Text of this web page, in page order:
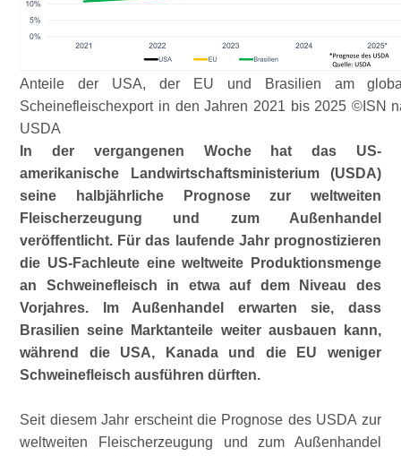
Anteile der USA, der EU und Brasilien am
Scheinefleischexport in den Jahren 2021 bis 2025 ©ISN
USDA
In der vergangenen Woche hat das US-
amerikanische Landwirt­schafts­ministerium (USDA)
seine halbjährliche Prognose zur weltweiten
Fleischerzeugung und zum Außenhandel
veröffentlicht. Für das laufende Jahr prognostizieren
die US-Fachleute eine weltweite Produktionsmenge
an Schweinefleisch in etwa auf dem Niveau des
Vorjahres. Im Außenhandel erwarten sie, dass
Brasilien seine Marktanteile weiter ausbauen kann,
während die USA, Kanada und die EU weniger
Schweinefleisch ausführen dürften.
Seit diesem Jahr erscheint die Prognose des USDA zur
weltweiten Fleischerzeugung und zum Außenhandel